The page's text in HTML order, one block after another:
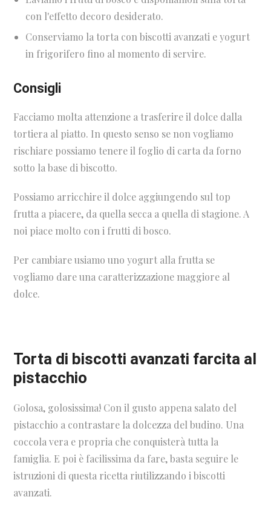
con l'effetto decoro desiderato.
Conserviamo la torta con biscotti avanzati e yogurt
in frigorifero fino al momento di servire.
Consigli
Facciamo molta attenzione a trasferire il dolce dalla
tortiera al piatto. In questo senso se non vogliamo
rischiare possiamo tenere il foglio di carta da forno
sotto la base di biscotto.
Possiamo arricchire il dolce aggiungendo sul top
frutta a piacere, da quella secca a quella di stagione. A
noi piace molto con i frutti di bosco.
Per cambiare usiamo uno yogurt alla frutta se
vogliamo dare una caratterizzazione maggiore al
dolce.
Torta di biscotti avanzati farcita al
pistacchio
Golosa, golosissima! Con il gusto appena salato del
pistacchio a contrastare la dolcezza del budino. Una
coccola vera e propria che conquisterà tutta la
famiglia. E poi è facilissima da fare, basta seguire le
istruzioni di questa ricetta riutilizzando i biscotti
avanzati.